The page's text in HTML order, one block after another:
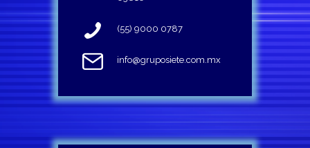
(55) 9000 0787
info@gruposiete.com.mx